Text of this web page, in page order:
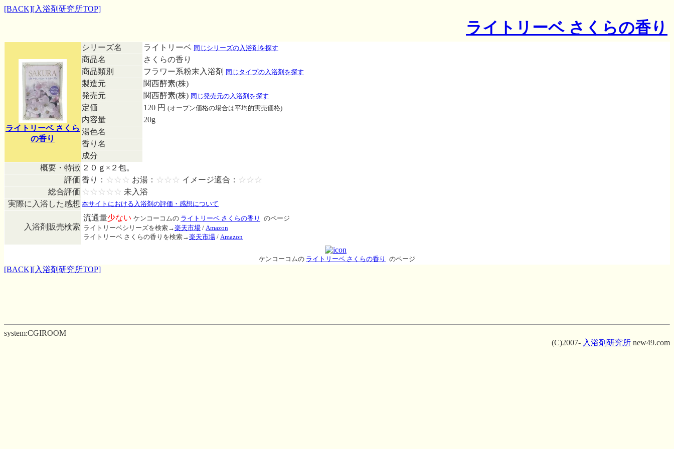
[BACK][入浴剤研究所TOP]
ライトリーベ さくらの香り
ライトリーベ さくら
の香り
シリーズ名 ライトリーベ 同じシリーズの入浴剤を探す
商品名
さくらの香り
商品類別
フラワー系粉末入浴剤 同じタイプの入浴剤を探す
製造元
関西酵素(株)
発売元
関西酵素(株) 同じ発売元の入浴剤を探す
定価 120 円 (オープン価格の場合は平均的実売価格)
内容量
20g
湯色名
香り名
成分
概要・特徴 ２０ｇ×２包。
評価 香り： ☆☆☆ お湯： ☆☆☆ イメージ適合： ☆☆☆
総合評価 ☆☆☆☆☆ 未入浴
実際に入浴した感想 本サイトにおける入浴剤の評価・感想について
入浴剤販売検索
流通量少ない ケンコーコムの ライトリーベ さくらの香り
のページ
ライトリーベシリーズを検索→楽天市場 / Amazon
ライトリーベ さくらの香りを検索→楽天市場 / Amazon
ケンコーコムの ライトリーベ さくらの香り のページ
[BACK][入浴剤研究所TOP]
system:CGIROOM
(C)2007- 入浴剤研究所 new49.com